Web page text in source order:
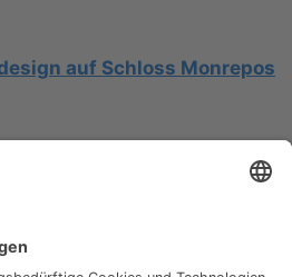
auf Schloss Monrepos
auf einer Segelyacht